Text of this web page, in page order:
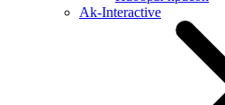
Ak-Interactive